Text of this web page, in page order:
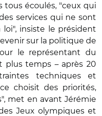
tous écoulés, "ceux qui
services qui ne sont
loi", insiste le président
sur la politique de
le représentant du
plus temps – après 20
techniques et
choisit des priorités,
met en avant Jérémie
Jeux olympiques et